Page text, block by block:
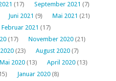
(17) September 2021 (7)
Juni 2021 (9) Mai 2021 (21)
Februar 2021 (17)
(17) November 2020 (21)
(23) August 2020 (7)
Mai 2020 (13) April 2020 (13)
Januar 2020 (8)